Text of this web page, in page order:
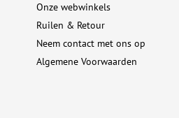
Onze webwinkels
Ruilen & Retour
Neem contact met ons op
Algemene Voorwaarden